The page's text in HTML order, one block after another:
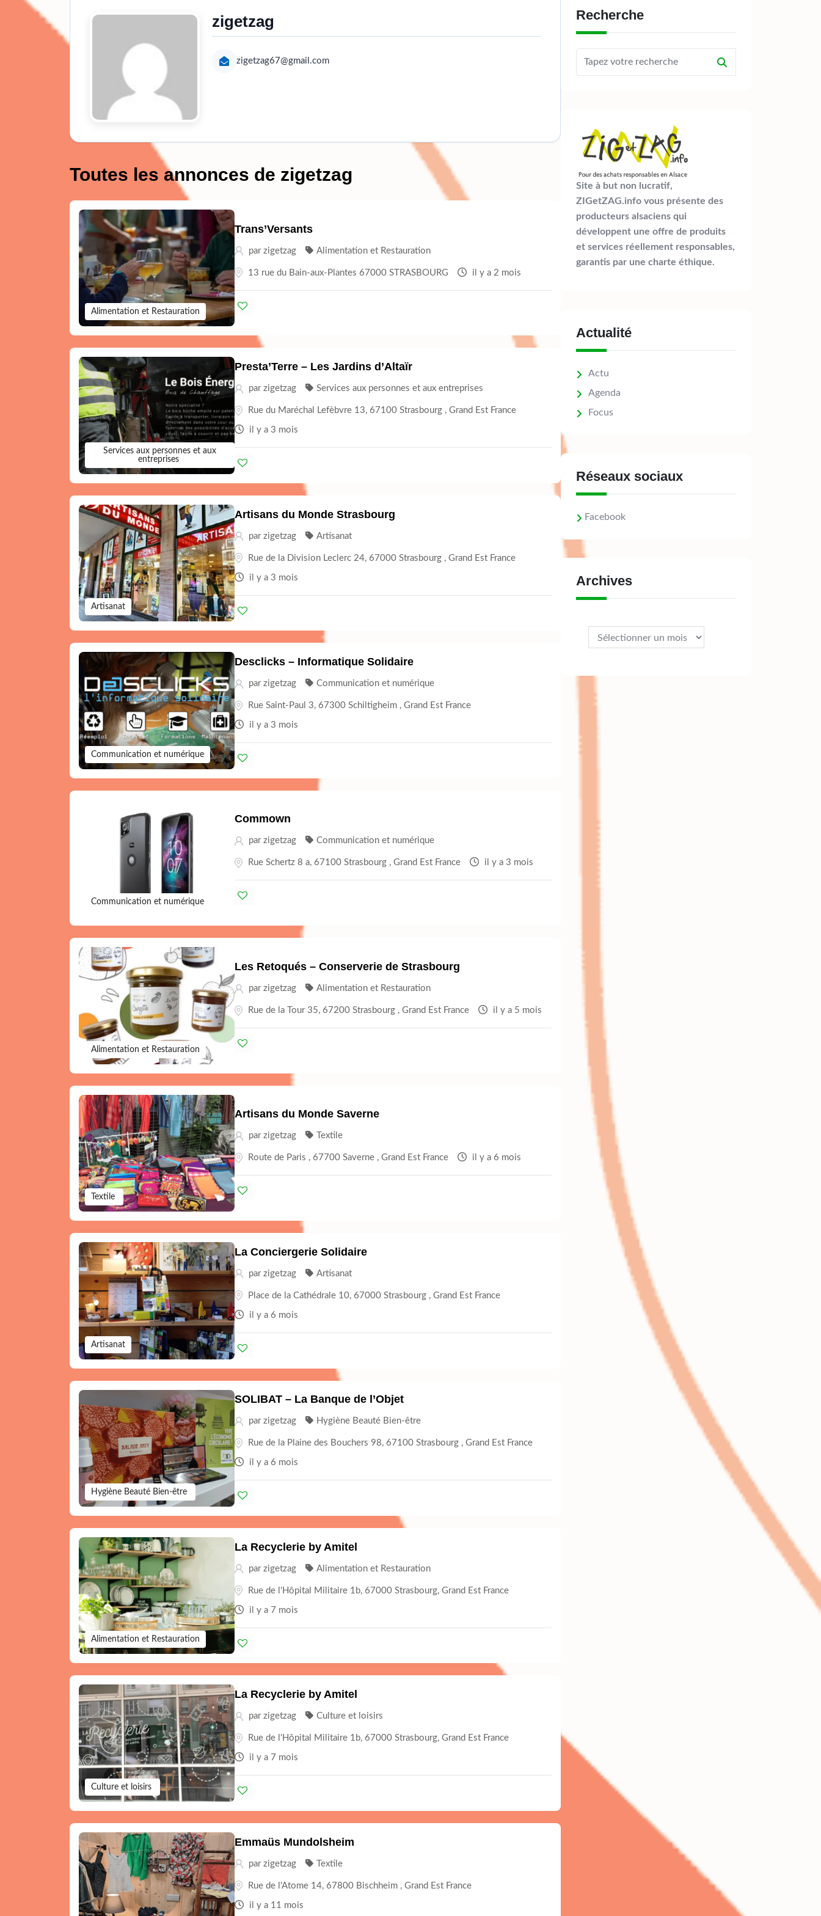
zigetzag
zigetzag67@gmail.com
Toutes les annonces de zigetzag
Alimentation et Restauration
Trans’Versants
par zigetzag Alimentation et Restauration
13 rue du Bain-aux-Plantes 67000 STRASBOURG il y a 2 mois
Services aux personnes et aux
entreprises
Presta’Terre – Les Jardins d’Altaïr
par zigetzag Services aux personnes et aux entreprises
Rue du Maréchal Lefèbvre 13, 67100 Strasbourg , Grand Est France
il y a 3 mois
Artisanat
Artisans du Monde Strasbourg
par zigetzag Artisanat
Rue de la Division Leclerc 24, 67000 Strasbourg , Grand Est France
il y a 3 mois
Communication et numérique
Desclicks – Informatique Solidaire
par zigetzag Communication et numérique
Rue Saint-Paul 3, 67300 Schiltigheim , Grand Est France
il y a 3 mois
Communication et numérique
Commown
par zigetzag Communication et numérique
Rue Schertz 8 a, 67100 Strasbourg , Grand Est France il y a 3 mois
Alimentation et Restauration
Les Retoqués – Conserverie de Strasbourg
par zigetzag Alimentation et Restauration
Rue de la Tour 35, 67200 Strasbourg , Grand Est France il y a 5 mois
Textile
Artisans du Monde Saverne
par zigetzag Textile
Route de Paris , 67700 Saverne , Grand Est France il y a 6 mois
Artisanat
La Conciergerie Solidaire
par zigetzag Artisanat
Place de la Cathédrale 10, 67000 Strasbourg , Grand Est France
il y a 6 mois
Hygiène Beauté Bien-être
SOLIBAT – La Banque de l’Objet
par zigetzag Hygiène Beauté Bien-être
Rue de la Plaine des Bouchers 98, 67100 Strasbourg , Grand Est France
il y a 6 mois
Alimentation et Restauration
La Recyclerie by Amitel
par zigetzag Alimentation et Restauration
Rue de l'Hôpital Militaire 1b, 67000 Strasbourg, Grand Est France
il y a 7 mois
Culture et loisirs
La Recyclerie by Amitel
par zigetzag Culture et loisirs
Rue de l'Hôpital Militaire 1b, 67000 Strasbourg, Grand Est France
il y a 7 mois
Emmaüs Mundolsheim
par zigetzag Textile
Rue de l'Atome 14, 67800 Bischheim , Grand Est France
il y a 11 mois
Recherche
Site à but non lucratif,
ZIGetZAG.info vous présente des
producteurs alsaciens qui
développent une offre de produits
et services réellement responsables,
garantis par une charte éthique.
Actualité
Actu
Agenda
Focus
Réseaux sociaux
Facebook
Archives